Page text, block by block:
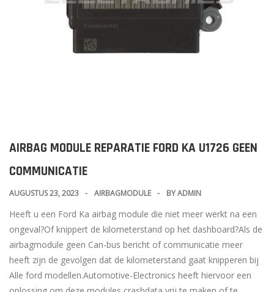
AIRBAG MODULE REPARATIE FORD KA U1726 GEEN
COMMUNICATIE
AUGUSTUS 23, 2023 AIRBAGMODULE BYADMIN
Heeft u een Ford Ka airbag module die niet meer werkt na een
ongeval?Of knippert de kilometerstand op het dashboard?Als de
airbagmodule geen Can-bus bericht of communicatie meer
heeft zijn de gevolgen dat de kilometerstand gaat knipperen bij
Alle ford modellen.Automotive-Electronics heeft hiervoor een